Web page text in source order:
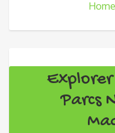
Home
Explorer
Parcs